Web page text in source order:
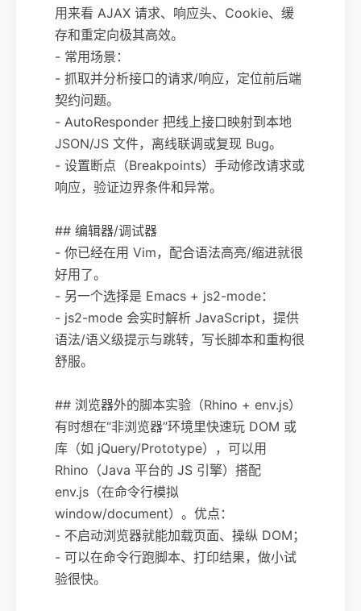
用来看 AJAX 请求、响应头、Cookie、缓
存和重定向极其高效。
- 常用场景：
- 抓取并分析接口的请求/响应，定位前后端
契约问题。
- AutoResponder 把线上接口映射到本地
JSON/JS 文件，离线联调或复现 Bug。
- 设置断点（Breakpoints）手动修改请求或
响应，验证边界条件和异常。
## 编辑器/调试器
- 你已经在用 Vim，配合语法高亮/缩进就很
好用了。
- 另一个选择是 Emacs + js2-mode：
- js2-mode 会实时解析 JavaScript，提供
语法/语义级提示与跳转，写长脚本和重构很
舒服。
## 浏览器外的脚本实验（Rhino + env.js）
有时想在“非浏览器”环境里快速玩 DOM 或
库（如 jQuery/Prototype），可以用
Rhino（Java 平台的 JS 引擎）搭配
env.js（在命令行模拟
window/document）。优点：
- 不启动浏览器就能加载页面、操纵 DOM；
- 可以在命令行跑脚本、打印结果，做小试
验很快。